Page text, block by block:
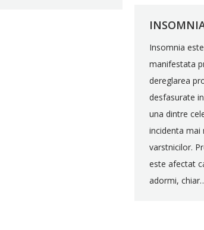
Insomnia
manifestata
dereglarea
desfasurate
una dintre
incidenta mai
varstnicilor.
este afectat
adormi,